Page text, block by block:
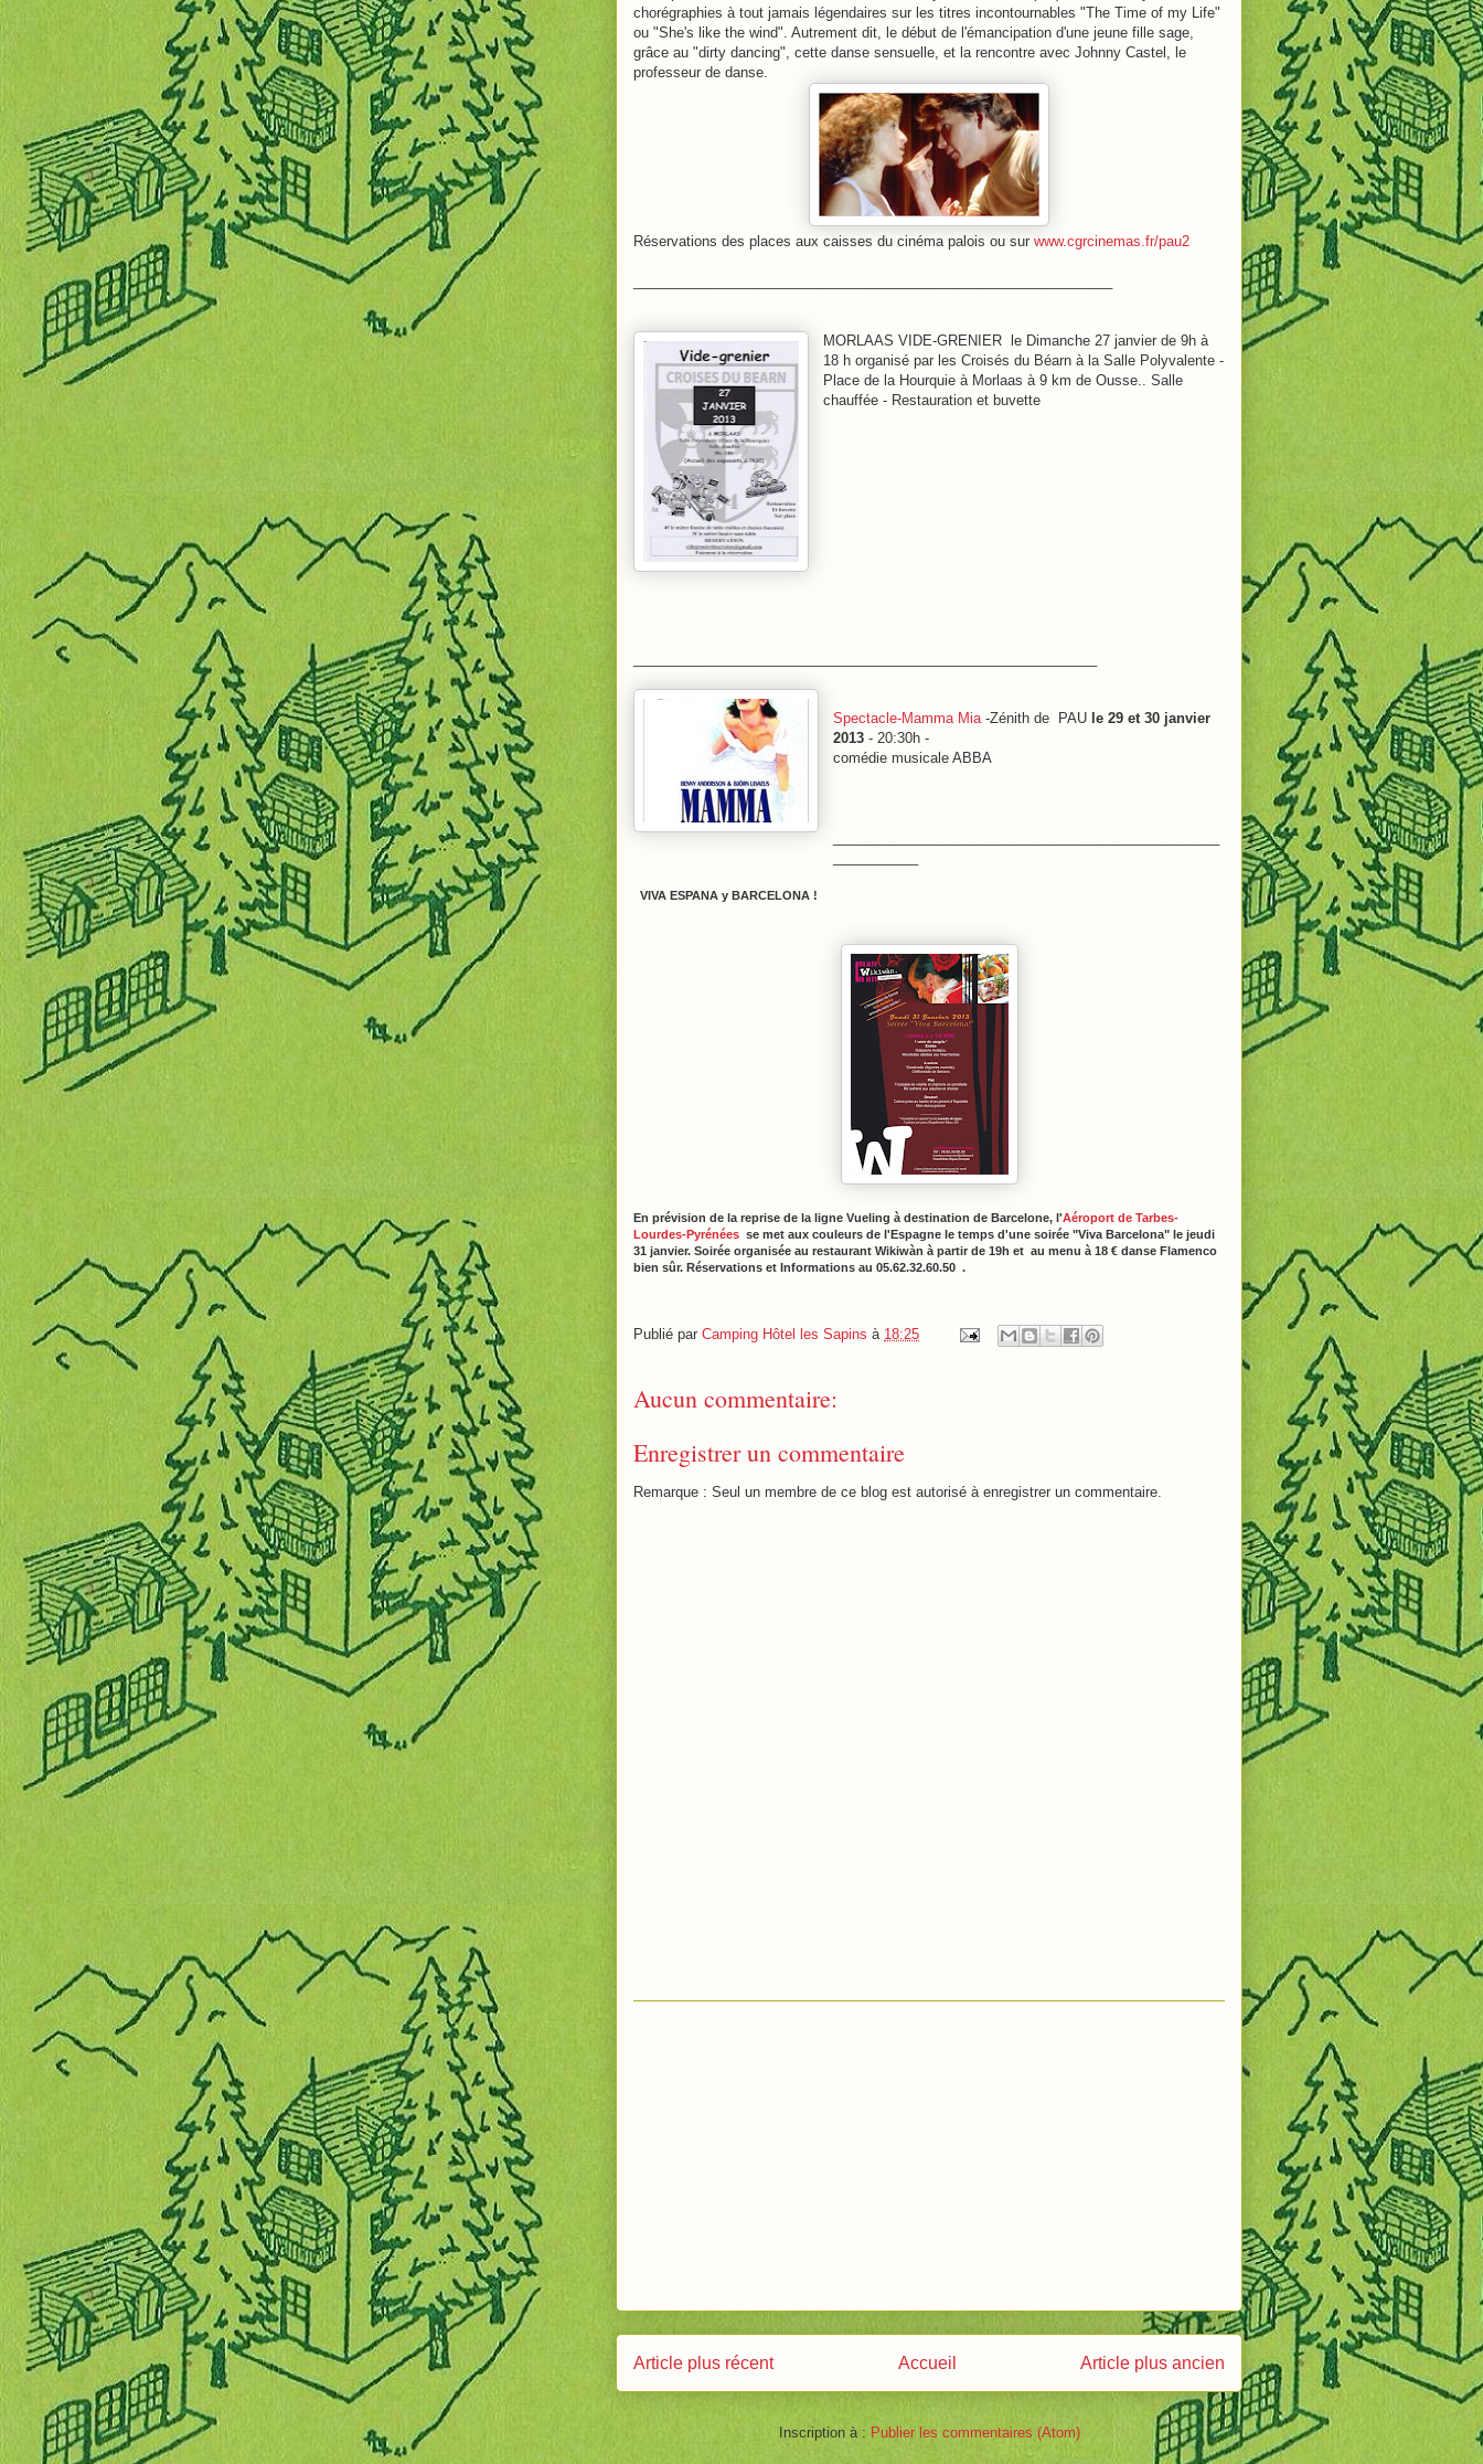
chorégraphies à tout jamais légendaires sur les titres incontournables "The Time of my Life"
ou "She's like the wind". Autrement dit, le début de l'émancipation d'une jeune fille sage,
grâce au "dirty dancing", cette danse sensuelle, et la rencontre avec Johnny Castel, le
professeur de danse.
Réservations des places aux caisses du cinéma palois ou sur www.cgrcinemas.fr/pau2
MORLAAS VIDE-GRENIER le Dimanche 27 janvier de 9h à
18 h organisé par les Croisés du Béarn à la Salle Polyvalente -
Place de la Hourquie à Morlaas à 9 km de Ousse.. Salle
chauffée - Restauration et buvette
Spectacle-Mamma Mia-Zénith de PAU le 29 et 30 janvier
2013 - 20:30h -
comédie musicale ABBA
VIVA ESPANA y BARCELONA !
En prévision de la reprise de la ligne Vueling à destination de Barcelone, l'Aéroport de Tarbes-
Lourdes-Pyrénées se met aux couleurs de l'Espagne le temps d'une soirée "Viva Barcelona" le jeudi
31 janvier. Soirée organisée au restaurant Wikiwàn à partir de 19h et au menu à 18 € danse Flamenco
bien sûr. Réservations et Informations au 05.62.32.60.50 .
Publié par Camping Hôtel les Sapins à 18:25
Aucun commentaire:
Enregistrer un commentaire
Remarque : Seul un membre de ce blog est autorisé à enregistrer un commentaire.
Article plus récent Article plus ancien
Accueil
Inscription à : Publier les commentaires (Atom)